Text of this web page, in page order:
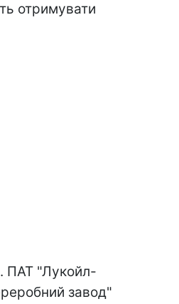
отримувати
ПАТ "Лукойл-
завод"